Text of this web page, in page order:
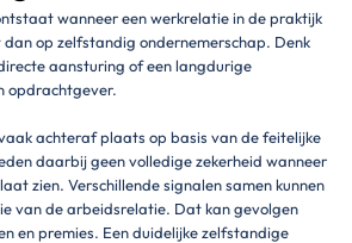
wanneer een werkrelatie in de praktijk
op zelfstandig ondernemerschap. Denk
aansturing of een langdurige
opdrachtgever.
achteraf plaats op basis van de feitelijke
daarbij geen volledige zekerheid wanneer
zien. Verschillende signalen samen kunnen
van de arbeidsrelatie. Dat kan gevolgen
en premies. Een duidelijke zelfstandige